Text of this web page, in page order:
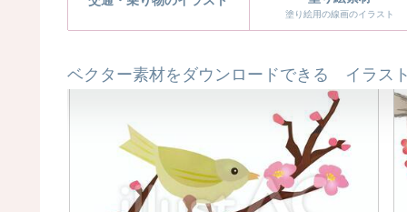
塗り絵用の線画のイラスト
ベクター素材をダウンロードできる イラス